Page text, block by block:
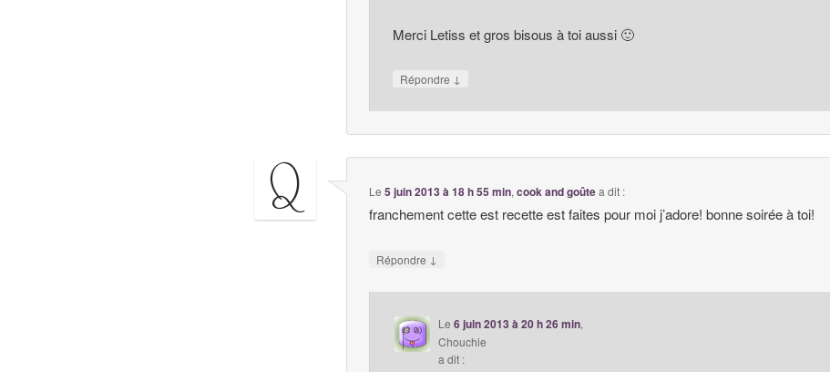
Merci Letiss et gros bisous à toi aussi 🙂
Répondre ↓
Le5 juin 2013 à 18 h 55 min,cook and goûtea dit :
franchement cette est recette est faites pour moi j’adore! bonne soirée à toi!
Répondre ↓
Le 6 juin 2013 à 20 h 26 min,
Chouchie
a dit :